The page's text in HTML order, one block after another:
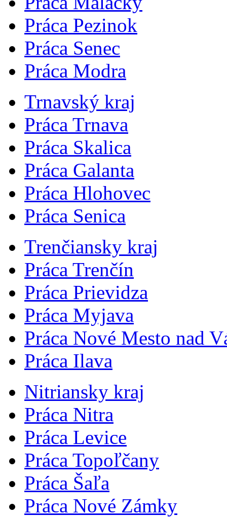
Práca Pezinok
Práca Senec
Práca Modra
Trnavský kraj
Práca Trnava
Práca Skalica
Práca Galanta
Práca Hlohovec
Práca Senica
Trenčiansky kraj
Práca Trenčín
Práca Prievidza
Práca Myjava
Práca Nové Mesto nad
Práca Ilava
Nitriansky kraj
Práca Nitra
Práca Levice
Práca Topoľčany
Práca Šaľa
Práca Nové Zámky